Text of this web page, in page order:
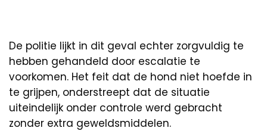
De politie lijkt in dit geval echter zorgvuldig te
hebben gehandeld door escalatie te
voorkomen. Het feit dat de hond niet hoefde in
te grijpen, onderstreept dat de situatie
uiteindelijk onder controle werd gebracht
zonder extra geweldsmiddelen.